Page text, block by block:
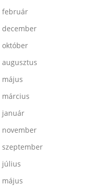
február
december
október
augusztus
május
március
január
november
szeptember
július
május